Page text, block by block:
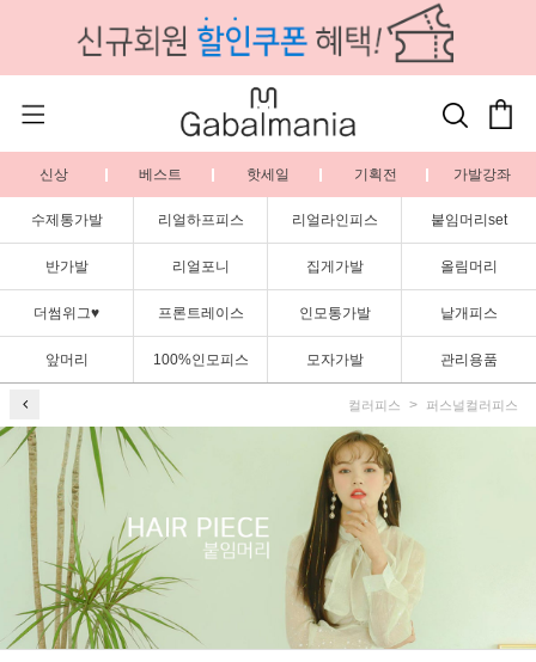
신상 베스트 핫세일 기획전 가발강좌
수제통가발 리얼하프피스 리얼라인피스 붙임머리set
반가발 리얼포니 집게가발 올림머리
더썸위그♥ 프론트레이스 인모통가발 낱개피스
앞머리 100%인모피스 모자가발 관리용품
컬러피스 퍼스널컬러피스